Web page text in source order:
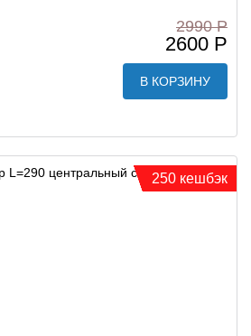
2990 Р
2600 Р
В КОРЗИНУ
250 кешбэк